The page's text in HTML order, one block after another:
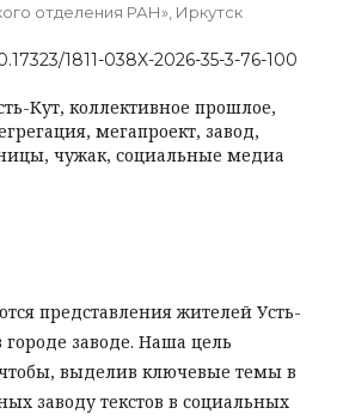
отделения РАН», Иркутск
1811-038X-2026-35-3-76-100
Кут, коллективное прошлое,
мегапроект, завод,
чужак, социальные медиа
представления жителей Усть-
заводе. Наша цель
выделив ключевые темы в
заводу текстов в социальных